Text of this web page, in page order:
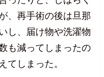
、再手術の後は旦那
し、届け物や洗濯物
も減ってしまったの
てしまった。